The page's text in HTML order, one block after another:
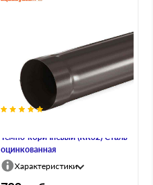
Тёмно-коричневый (RR32) Сталь
оцинкованная
Характеристики